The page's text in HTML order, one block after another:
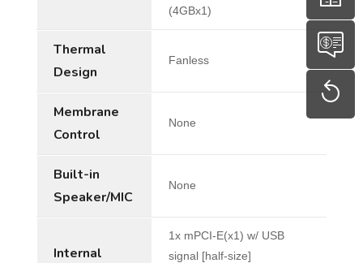
(4GBx1)
Thermal
Design
Fanless
Membrane
Control
None
Built-in
Speaker/MIC
None
Internal
1x mPCI-E(x1) w/ USB
signal [half-size]